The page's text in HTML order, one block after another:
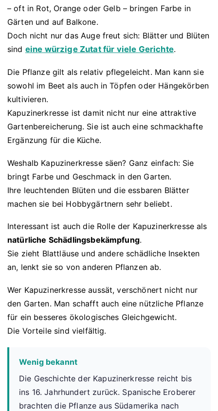
– oft in Rot, Orange oder Gelb – bringen Farbe in
Gärten und auf Balkone.
Doch nicht nur das Auge freut sich: Blätter und Blüten
sind eine würzige Zutat für viele Gerichte.
Die Pflanze gilt als relativ pflegeleicht. Man kann sie
sowohl im Beet als auch in Töpfen oder Hängekörben
kultivieren.
Kapuzinerkresse ist damit nicht nur eine attraktive
Gartenbereicherung. Sie ist auch eine schmackhafte
Ergänzung für die Küche.
Weshalb Kapuzinerkresse säen? Ganz einfach: Sie
bringt Farbe und Geschmack in den Garten.
Ihre leuchtenden Blüten und die essbaren Blätter
machen sie bei Hobbygärtnern sehr beliebt.
Interessant ist auch die Rolle der Kapuzinerkresse als
natürliche Schädlingsbekämpfung.
Sie zieht Blattläuse und andere schädliche Insekten
an, lenkt sie so von anderen Pflanzen ab.
Wer Kapuzinerkresse aussät, verschönert nicht nur
den Garten. Man schafft auch eine nützliche Pflanze
für ein besseres ökologisches Gleichgewicht.
Die Vorteile sind vielfältig.
Wenig bekannt
Die Geschichte der Kapuzinerkresse reicht bis
ins 16. Jahrhundert zurück. Spanische Eroberer
brachten die Pflanze aus Südamerika nach